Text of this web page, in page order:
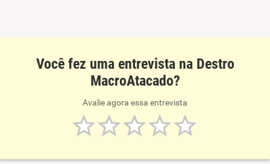
Você fez uma entrevista na Destro
MacroAtacado?
Avalie agora essa entrevista